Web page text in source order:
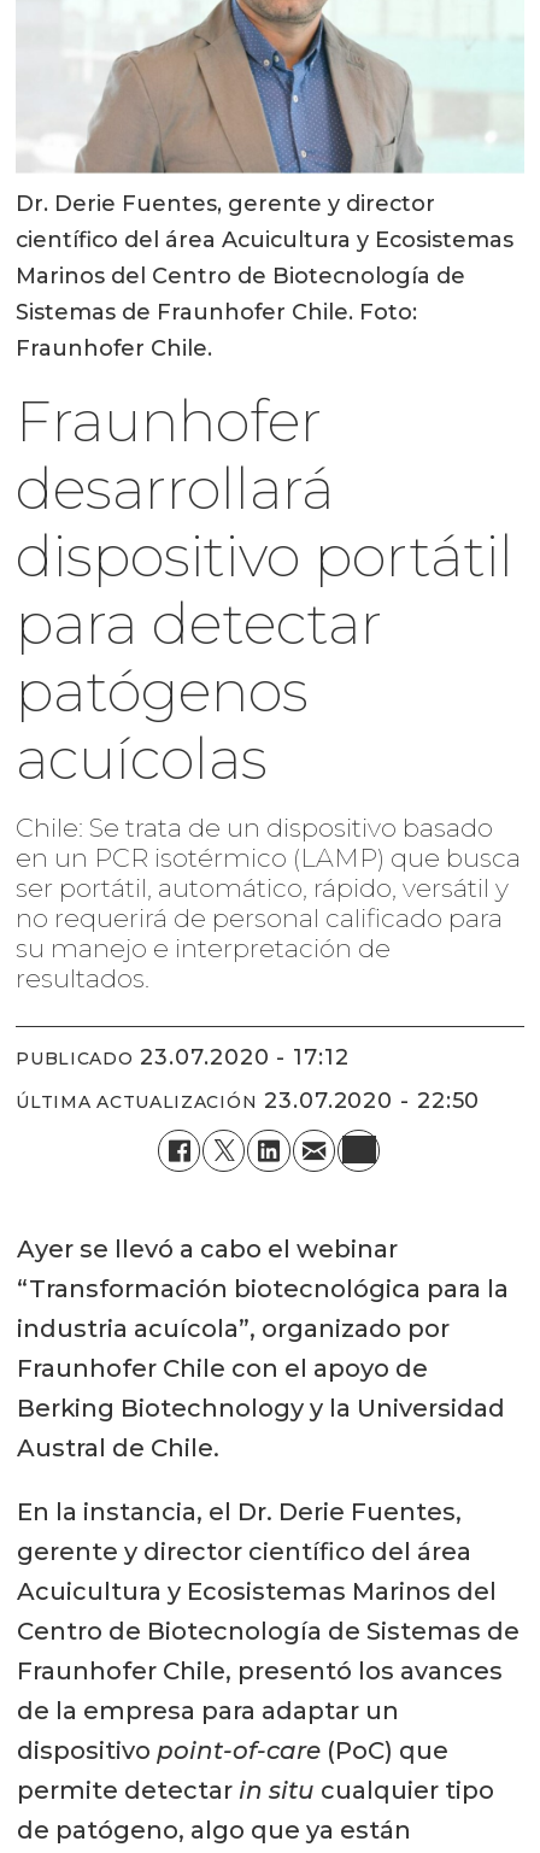
Dr. Derie Fuentes, gerente y director
científico del área Acuicultura y Ecosistemas
Marinos del Centro de Biotecnología de
Sistemas de Fraunhofer Chile. Foto:
Fraunhofer Chile.
Fraunhofer
desarrollará
dispositivo portátil
para detectar
patógenos
acuícolas
Chile: Se trata de un dispositivo basado
en un PCR isotérmico (LAMP) que busca
ser portátil, automático, rápido, versátil y
no requerirá de personal calificado para
su manejo e interpretación de
resultados.
PUBLICADO 23.07.2020 - 17:12
ÚLTIMA ACTUALIZACIÓN 23.07.2020 - 22:50
Ayer se llevó a cabo el webinar
“Transformación biotecnológica para la
industria acuícola”, organizado por
Fraunhofer Chile con el apoyo de
Berking Biotechnology y la Universidad
Austral de Chile.
En la instancia, el Dr. Derie Fuentes,
gerente y director científico del área
Acuicultura y Ecosistemas Marinos del
Centro de Biotecnología de Sistemas de
Fraunhofer Chile, presentó los avances
de la empresa para adaptar un
dispositivo point-of-care(PoC) que
permite detectar in situ cualquier tipo
de patógeno, algo que ya están